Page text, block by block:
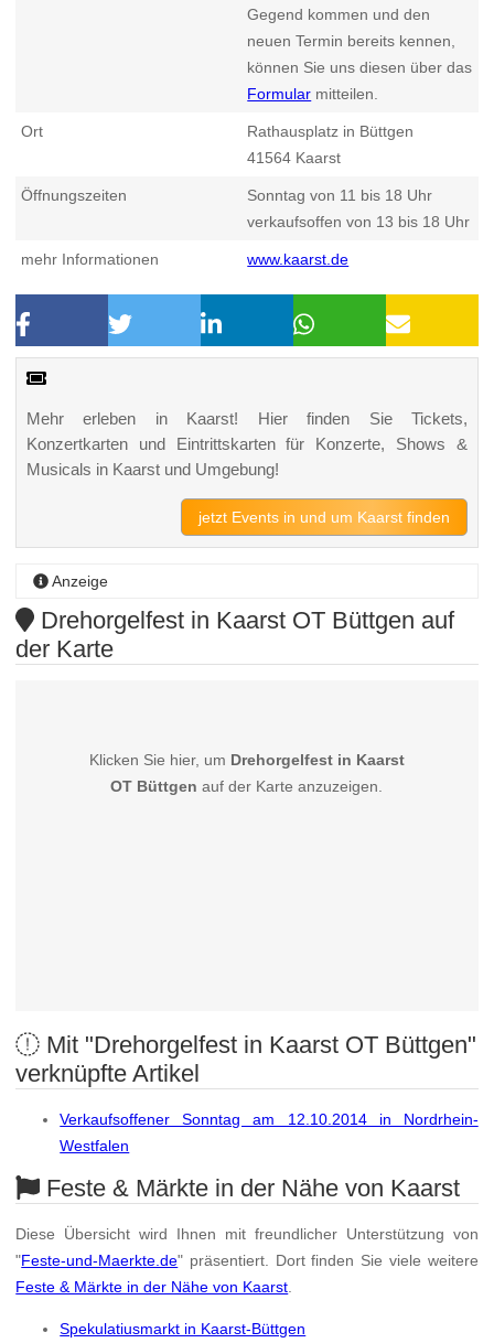
Gegend kommen und den
neuen Termin bereits kennen,
können Sie uns diesen über das
Formular mitteilen.
Ort
Rathausplatz in Büttgen
41564 Kaarst
Öffnungszeiten
Sonntag von 11 bis 18 Uhr
verkaufsoffen von 13 bis 18 Uhr
mehr Informationen www.kaarst.de
Mehr erleben in Kaarst! Hier finden Sie Tickets,
Konzertkarten und Eintrittskarten für Konzerte, Shows &
Musicals in Kaarst und Umgebung!
jetzt Events in und um Kaarst finden
Anzeige
Drehorgelfest in Kaarst OT Büttgen auf
der Karte
Klicken Sie hier, um Drehorgelfest in Kaarst
OT Büttgen auf der Karte anzuzeigen.
Mit "Drehorgelfest in Kaarst OT Büttgen"
verknüpfte Artikel
Verkaufsoffener Sonntag am 12.10.2014 in Nordrhein-
Westfalen
Feste & Märkte in der Nähe von Kaarst
Diese Übersicht wird Ihnen mit freundlicher Unterstützung von
"Feste-und-Maerkte.de" präsentiert. Dort finden Sie viele weitere
Feste & Märkte in der Nähe von Kaarst
Spekulatiusmarkt in Kaarst-Büttgen